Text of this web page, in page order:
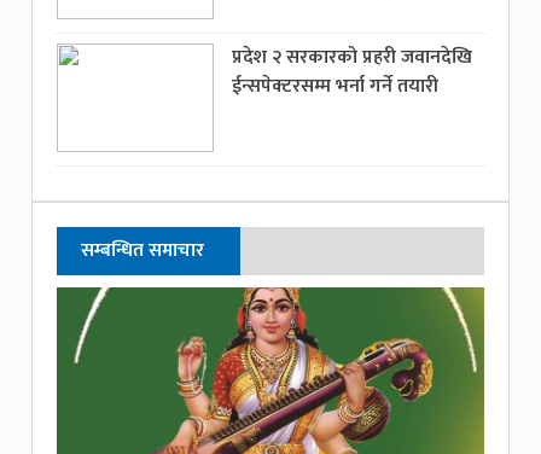
प्रदेश २ सरकारको प्रहरी जवानदेखि
ईन्सपेक्टरसम्म भर्ना गर्ने तयारी
सम्बन्धित समाचार